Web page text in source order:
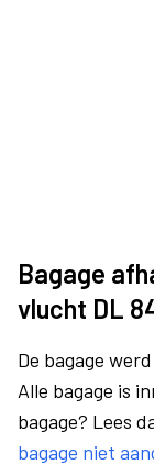
Bagage
vlucht DL
De bagage
Alle bagage is
bagage? Lees
bagage niet